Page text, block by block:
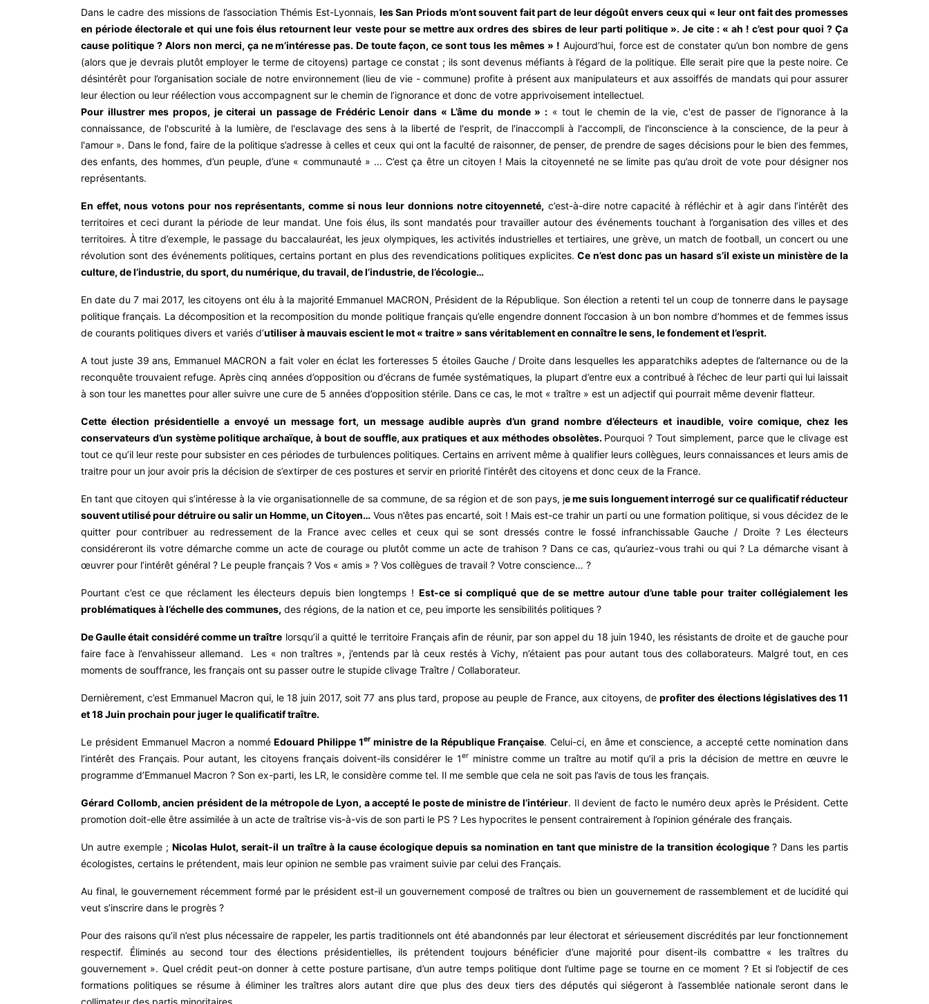
Dans le cadre des missions de l’association Thémis Est-Lyonnais, les San Priods m’ont souvent fait part de leur dégoût envers ceux qui « leur ont fait des promesses
en période électorale et qui une fois élus retournent leur veste pour se mettre aux ordres des sbires de leur parti politique ». Je cite : « ah ! c’est pour quoi ? Ça
cause politique ? Alors non merci, ça ne m’intéresse pas. De toute façon, ce sont tous les mêmes » ! Aujourd’hui, force est de constater qu’un bon nombre de gens
(alors que je devrais plutôt employer le terme de citoyens) partage ce constat ; ils sont devenus méfiants à l’égard de la politique. Elle serait pire que la peste noire. Ce
désintérêt pour l’organisation sociale de notre environnement (lieu de vie - commune) profite à présent aux manipulateurs et aux assoiffés de mandats qui pour assurer
leur élection ou leur réélection vous accompagnent sur le chemin de l’ignorance et donc de votre apprivoisement intellectuel.
Pour illustrer mes propos, je citerai un passage de Frédéric Lenoir dans « L’âme du monde » :« tout le chemin de la vie, c'est de passer de l'ignorance à la
connaissance, de l'obscurité à la lumière, de l'esclavage des sens à la liberté de l'esprit, de l'inaccompli à l'accompli, de l'inconscience à la conscience, de la peur à
l'amour ». Dans le fond, faire de la politique s’adresse à celles et ceux qui ont la faculté de raisonner, de penser, de prendre de sages décisions pour le bien des femmes,
des enfants, des hommes, d’un peuple, d’une « communauté » … C’est ça être un citoyen ! Mais la citoyenneté ne se limite pas qu’au droit de vote pour désigner nos
représentants.
En effet, nous votons pour nos représentants, comme si nous leur donnions notre citoyenneté, c’est-à-dire notre capacité à réfléchir et à agir dans l’intérêt des
territoires et ceci durant la période de leur mandat. Une fois élus, ils sont mandatés pour travailler autour des événements touchant à l’organisation des villes et des
territoires. À titre d’exemple, le passage du baccalauréat, les jeux olympiques, les activités industrielles et tertiaires, une grève, un match de football, un concert ou une
révolution sont des événements politiques, certains portant en plus des revendications politiques explicites.Ce n’est donc pas un hasard s’il existe un ministère de la
culture, de l’industrie, du sport, du numérique, du travail, de l’industrie, de l’écologie…
En date du 7 mai 2017, les citoyens ont élu à la majorité Emmanuel MACRON, Président de la République. Son élection a retenti tel un coup de tonnerre dans le paysage
politique français. La décomposition et la recomposition du monde politique français qu’elle engendre donnent l’occasion à un bon nombre d’hommes et de femmes issus
de courants politiques divers et variés d’utiliser à mauvais escient le mot « traitre » sans véritablement en connaître le sens, le fondement et l’esprit.
A tout juste 39 ans, Emmanuel MACRON a fait voler en éclat les forteresses 5 étoiles Gauche / Droite dans lesquelles les apparatchiks adeptes de l’alternance ou de la
reconquête trouvaient refuge. Après cinq années d’opposition ou d’écrans de fumée systématiques, la plupart d’entre eux a contribué à l’échec de leur parti qui lui laissait
à son tour les manettes pour aller suivre une cure de 5 années d’opposition stérile. Dans ce cas, le mot « traître » est un adjectif qui pourrait même devenir flatteur.
Cette élection présidentielle a envoyé un message fort, un message audible auprès d’un grand nombre d’électeurs et inaudible, voire comique, chez les
conservateurs d’un système politique archaïque, à bout de souffle, aux pratiques et aux méthodes obsolètes. Pourquoi ? Tout simplement, parce que le clivage est
tout ce qu’il leur reste pour subsister en ces périodes de turbulences politiques. Certains en arrivent même à qualifier leurs collègues, leurs connaissances et leurs amis de
traitre pour un jour avoir pris la décision de s’extirper de ces postures et servir en priorité l’intérêt des citoyens et donc ceux de la France.
En tant que citoyen qui s’intéresse à la vie organisationnelle de sa commune, de sa région et de son pays, je me suis longuement interrogé sur ce qualificatif réducteur
souvent utilisé pour détruire ou salir un Homme, un Citoyen… Vous n’êtes pas encarté, soit ! Mais est-ce trahir un parti ou une formation politique, si vous décidez de le
quitter pour contribuer au redressement de la France avec celles et ceux qui se sont dressés contre le fossé infranchissable Gauche / Droite ? Les électeurs
considéreront ils votre démarche comme un acte de courage ou plutôt comme un acte de trahison ? Dans ce cas, qu’auriez-vous trahi ou qui ? La démarche visant à
œuvrer pour l’intérêt général ? Le peuple français ? Vos « amis » ? Vos collègues de travail ? Votre conscience… ?
Pourtant c’est ce que réclament les électeurs depuis bien longtemps ! Est-ce si compliqué que de se mettre autour d’une table pour traiter collégialement les
problématiques à l’échelle des communes, des régions, de la nation et ce, peu importe les sensibilités politiques ?
De Gaulle était considéré comme un traître lorsqu’il a quitté le territoire Français afin de réunir, par son appel du 18 juin 1940, les résistants de droite et de gauche pour
faire face à l’envahisseur allemand. Les « non traîtres », j’entends par là ceux restés à Vichy, n’étaient pas pour autant tous des collaborateurs. Malgré tout, en ces
moments de souffrance, les français ont su passer outre le stupide clivage Traître / Collaborateur.
Dernièrement, c’est Emmanuel Macron qui, le 18 juin 2017, soit 77 ans plus tard, propose au peuple de France, aux citoyens, deprofiter des élections législatives des 11
et 18 Juin prochain pour juger le qualificatif traître.
Le président Emmanuel Macron a nomméEdouard Philippe 1er ministre de la République Française. Celui-ci, en âme et conscience, a accepté cette nomination dans
l’intérêt des Français. Pour autant, les citoyens français doivent-ils considérer le 1erministre comme un traître au motif qu’il a pris la décision de mettre en œuvre le
programme d’Emmanuel Macron ? Son ex-parti, les LR, le considère comme tel. Il me semble que cela ne soit pas l’avis de tous les français.
Gérard Collomb, ancien président de la métropole de Lyon, a accepté le poste de ministre de l’intérieur. Il devient de facto le numéro deux après le Président. Cette
promotion doit-elle être assimilée à un acte de traîtrise vis-à-vis de son parti le PS ? Les hypocrites le pensent contrairement à l’opinion générale des français.
Un autre exemple ;Nicolas Hulot, serait-il un traître à la cause écologique depuis sa nomination en tant que ministre de la transition écologique ? Dans les partis
écologistes, certains le prétendent, mais leur opinion ne semble pas vraiment suivie par celui des Français.
Au final, le gouvernement récemment formé par le président est-il un gouvernement composé de traîtres ou bien un gouvernement de rassemblement et de lucidité qui
veut s’inscrire dans le progrès ?
Pour des raisons qu’il n’est plus nécessaire de rappeler, les partis traditionnels ont été abandonnés par leur électorat et sérieusement discrédités par leur fonctionnement
respectif. Éliminés au second tour des élections présidentielles, ils prétendent toujours bénéficier d’une majorité pour disent-ils combattre « les traîtres du
gouvernement ». Quel crédit peut-on donner à cette posture partisane, d’un autre temps politique dont l’ultime page se tourne en ce moment ? Et si l’objectif de ces
formations politiques se résume à éliminer les traîtres alors autant dire que plus des deux tiers des députés qui siégeront à l’assemblée nationale seront dans le
collimateur des partis minoritaires.